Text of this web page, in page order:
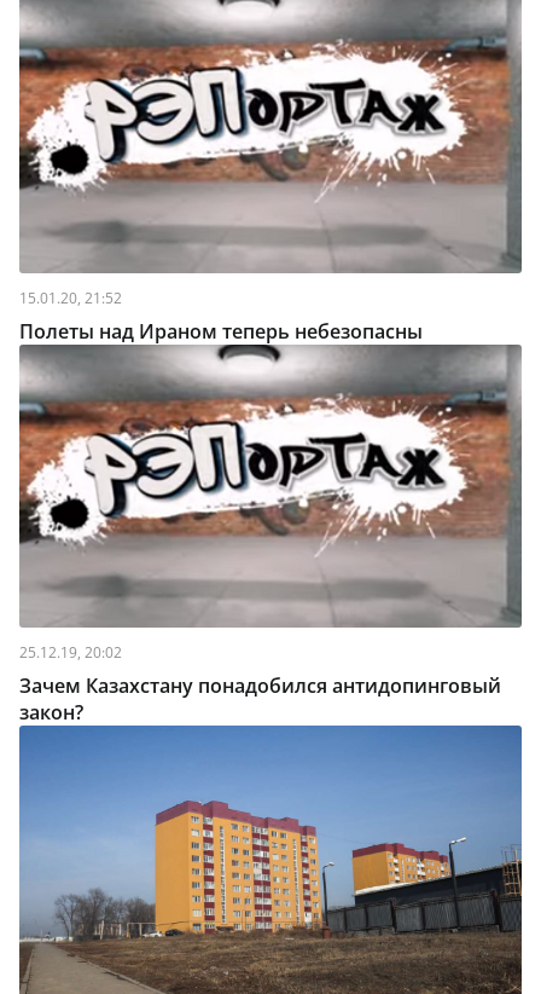
15.01.20, 21:52
Полеты над Ираном теперь небезопасны
25.12.19, 20:02
Зачем Казахстану понадобился антидопинговый
закон?